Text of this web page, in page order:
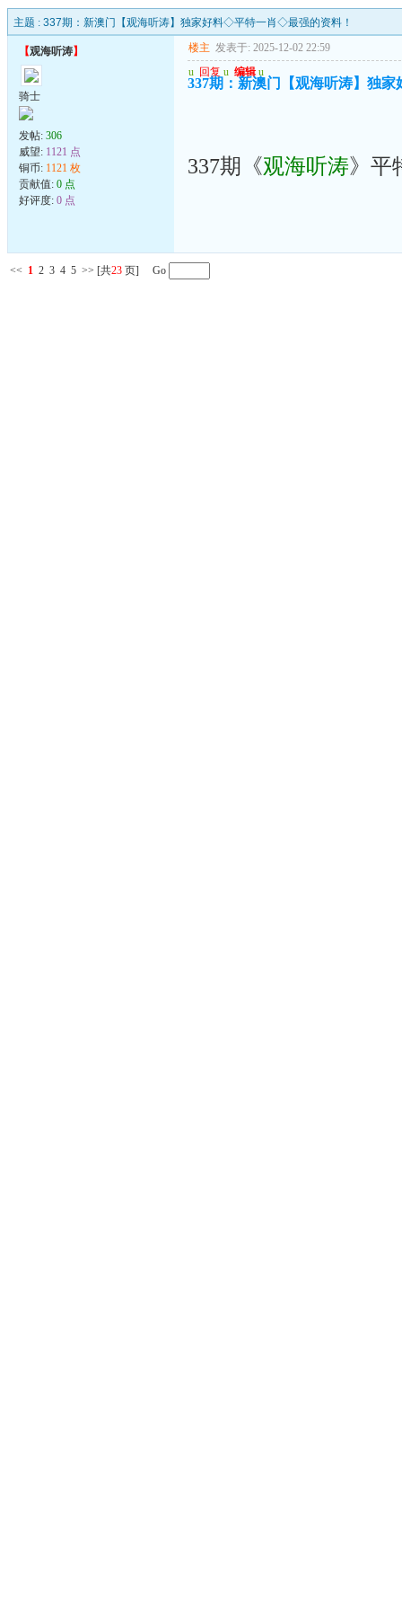
主题 : 337期：新澳门【观海听涛】独家好料◇平特一肖◇最强的资料！
【观海听涛】
骑士
发帖: 306
威望: 1121 点
铜币: 1121 枚
贡献值: 0 点
好评度: 0 点
楼主 发表于: 2025-12-02 22:59
u 回复 u 编辑 u
337期：新澳门【观海听涛】独
337期《观海听涛》平
<< 1 2 3 4 5 >> [共23 页] Go